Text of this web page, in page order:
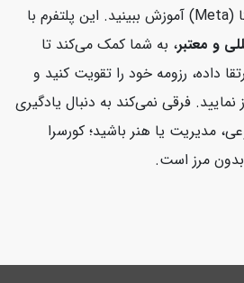
گوگل، آی‌بی‌ام (IBM) و متا (Meta) آموزش ببینید. این پلتفرم با
و معتبر، به شما کمک می‌کند تا
داده، رزومه خود را تقویت کنید و
فرقی نمی‌کند به دنبال یادگیری
مدیریت یا هنر باشید؛ کورسرا
مرز است.